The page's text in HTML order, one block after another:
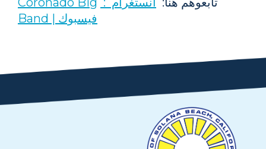
Band | فيسبوك